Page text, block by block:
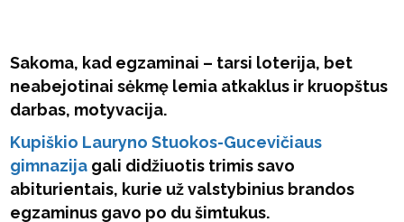
Sakoma, kad egzaminai – tarsi loterija, bet
neabejotinai sėkmę lemia atkaklus ir kruopštus
darbas, motyvacija.
Kupiškio Lauryno Stuokos-Gucevičiaus
gimnazija gali didžiuotis trimis savo
abiturientais, kurie už valstybinius brandos
egzaminus gavo po du šimtukus.